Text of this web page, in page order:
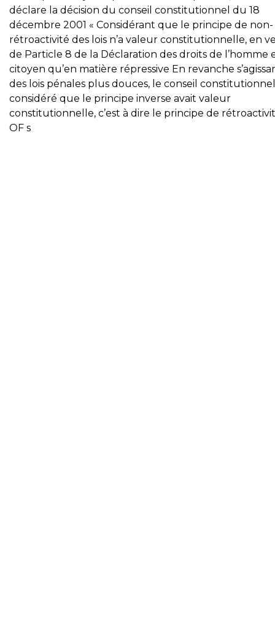
déclare la décision du conseil constitutionnel du 18
décembre 2001 « Considérant que le principe de non-
rétroactivité des lois n’a valeur constitutionnelle, en
de Particle 8 de la Déclaration des droits de l’homme
citoyen qu’en matière répressive En revanche
des lois pénales plus douces, le conseil
considéré que le principe inverse avait valeur
constitutionnelle, c’est à dire le principe de
OF s